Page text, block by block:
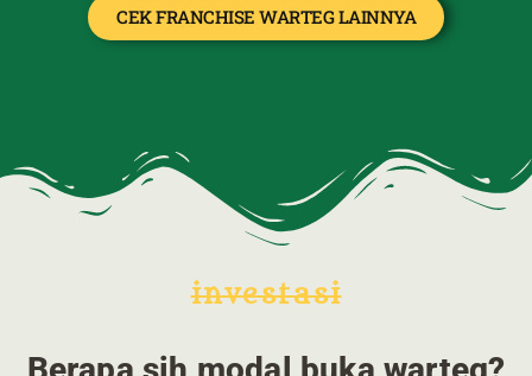
CEK FRANCHISE WARTEG LAINNYA
investasi